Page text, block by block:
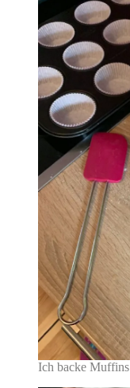
Ich backe Muffins